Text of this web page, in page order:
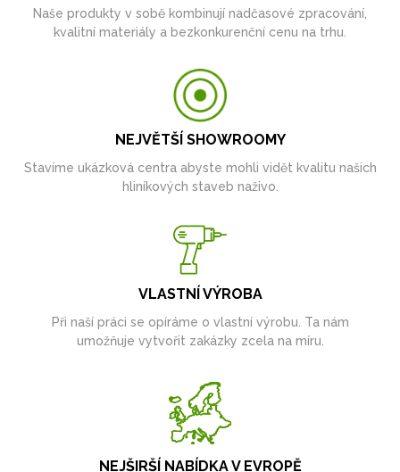
Naše produkty v sobě kombinují nadčasové zpracování,
kvalitní materiály a bezkonkurenční cenu na trhu.
NEJVĚTŠÍ SHOWROOMY
Stavíme ukázková centra abyste mohli vidět kvalitu našich
hliníkových staveb naživo.
VLASTNÍ VÝROBA
Při naší práci se opíráme o vlastní výrobu. Ta nám
umožňuje vytvořit zakázky zcela na míru.
NEJŠIRŠÍ NABÍDKA V EVROPĚ